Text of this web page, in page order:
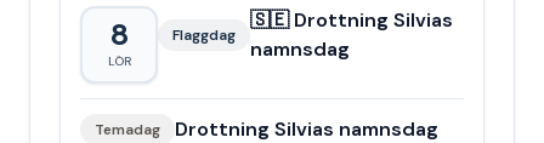
8
LÖR
Flaggdag
🇸🇪 Drottning Silvias
namnsdag
Temadag Drottning Silvias namnsdag